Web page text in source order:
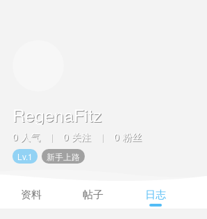
RegenaFitz
0 人气 | 0 关注 | 0 粉丝
Lv.1 新手上路
资料 帖子 日志